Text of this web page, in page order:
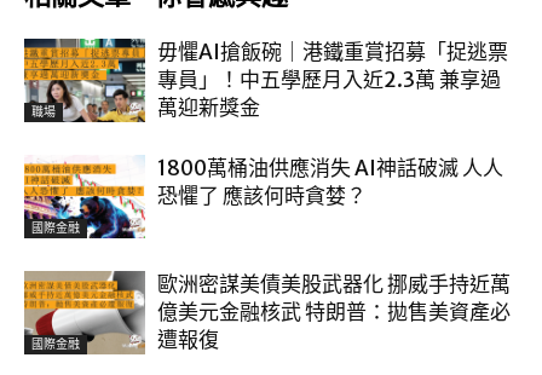
職場
毋懼AI搶飯碗｜港鐵重賞招募「捉逃票
專員」！中五學歷月入近2.3萬 兼享過
萬迎新獎金
國際金融
1800萬桶油供應消失 AI神話破滅 人人
恐懼了 應該何時貪婪？
國際金融
歐洲密謀美債美股武器化 挪威手持近萬
億美元金融核武 特朗普：拋售美資產必
遭報復